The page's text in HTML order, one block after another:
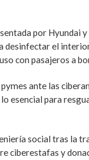
por Hyundai
desinfectar el
con pasajeros a
pymes ante las
esencial para
social tras la
ciberestafas y